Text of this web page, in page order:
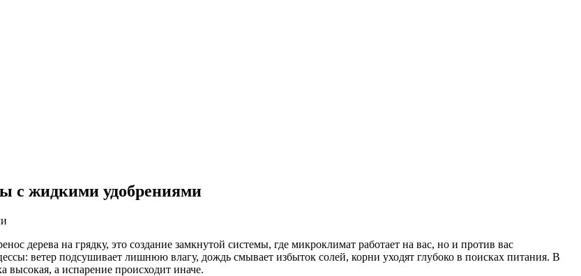
с жидкими удобрениями
дерева на грядку, это создание замкнутой системы, где микроклимат работает на вас, но и против вас
ветер подсушивает лишнюю влагу, дождь смывает избыток солей, корни уходят глубоко в поисках питания. В
высокая, а испарение происходит иначе.